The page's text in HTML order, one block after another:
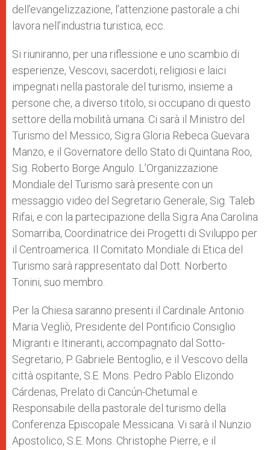
dell’evangelizzazione, l’attenzione pastorale a chi
lavora nell’industria turistica, ecc.
Si riuniranno, per una riflessione e uno scambio di
esperienze, Vescovi, sacerdoti, religiosi e laici
impegnati nella pastorale del turismo, insieme a
persone che, a diverso titolo, si occupano di questo
settore della mobilità umana. Ci sarà il Ministro del
Turismo del Messico, Sig.ra Gloria Rebeca Guevara
Manzo, e il Governatore dello Stato di Quintana Roo,
Sig. Roberto Borge Angulo. L’Organizzazione
Mondiale del Turismo sarà presente con un
messaggio video del Segretario Generale, Sig. Taleb
Rifai, e con la partecipazione della Sig.ra Ana Carolina
Somarriba, Coordinatrice dei Progetti di Sviluppo per
il Centroamerica. Il Comitato Mondiale di Etica del
Turismo sarà rappresentato dal Dott. Norberto
Tonini, suo membro.
Per la Chiesa saranno presenti il Cardinale Antonio
Maria Vegliò, Presidente del Pontificio Consiglio
Migranti e Itineranti, accompagnato dal Sotto-
Segretario, P. Gabriele Bentoglio, e il Vescovo della
città ospitante, S.E. Mons. Pedro Pablo Elizondo
Cárdenas, Prelato di Cancún-Chetumal e
Responsabile della pastorale del turismo della
Conferenza Episcopale Messicana. Vi sarà il Nunzio
Apostolico, S.E. Mons. Christophe Pierre, e il